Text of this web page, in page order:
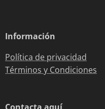
Información
Política de privacidad
Términos y Condiciones